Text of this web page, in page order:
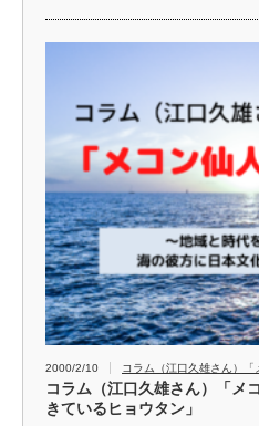
2000/2/10 コラム（江口久雄さん）「
コラム（江口久雄さん）「メ
きているヒョウタン」